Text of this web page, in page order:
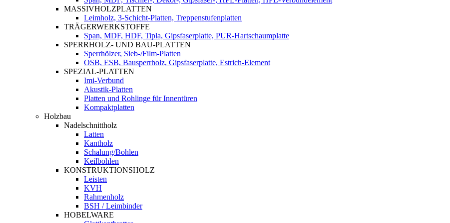
MASSIVHOLZPLATTEN
Leimholz, 3-Schicht-Platten, Treppenstufenplatten
TRÄGERWERKSTOFFE
Span, MDF, HDF, Tipla, Gipsfaserplatte, PUR-Hartschaumplatte
SPERRHOLZ- UND BAU-PLATTEN
Sperrhölzer, Sieb-/Film-Platten
OSB, ESB, Bausperrholz, Gipsfaserplatte, Estrich-Element
SPEZIAL-PLATTEN
Imi-Verbund
Akustik-Platten
Platten und Rohlinge für Innentüren
Kompaktplatten
Holzbau
Nadelschnittholz
Latten
Kantholz
Schalung/Bohlen
Keilbohlen
KONSTRUKTIONSHOLZ
Leisten
KVH
Rahmenholz
BSH / Leimbinder
HOBELWARE